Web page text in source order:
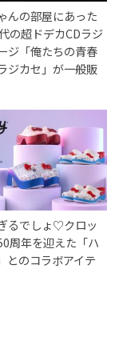
んの部屋にあった
の超ドデカCDラジ
ジ「俺たちの青春
ジカセ」が一般販
るでしょ♡クロッ
周年を迎えた「ハ
とのコラボアイテ